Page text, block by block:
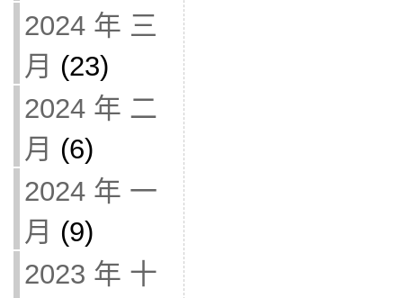
2024 年 三
月 (23)
2024 年 二
月 (6)
2024 年 一
月 (9)
2023 年 十